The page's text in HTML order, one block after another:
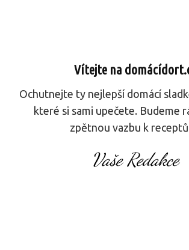
Vítejte na
Ochutnejte ty nejlepší domácí
které si sami upečete. Budeme
zpětnou vazbu k
Vaše Redakce